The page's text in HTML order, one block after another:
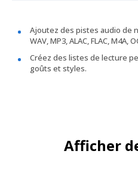
Ajoutez des pistes audio de
WAV, MP3, ALAC, FLAC, M4A,
Créez des listes de lecture
goûts et styles.
Afficher